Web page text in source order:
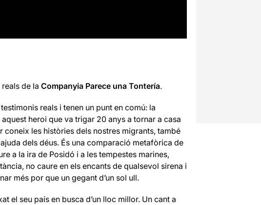
de la Companyia Parece una Tontería.
testimonis reals i tenen un punt en comú: la
aquest heroi que va trigar 20 anys a tornar a casa
coneix les històries dels nostres migrants, també
ajuda dels déus. És una comparació metafòrica de
a la ira de Posidó i a les tempestes marines,
, no caure en els encants de qualsevol sirena i
més por que un gegant d’un sol ull.
el seu país en busca d’un lloc millor. Un cant a